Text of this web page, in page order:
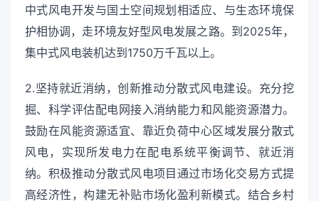
中式风电开发与国土空间规划相适应、与生态环境保
护相协调，走环境友好型风电发展之路。到2025年，
集中式风电装机达到1750万千瓦以上。
2.坚持就近消纳，创新推动分散式风电建设。充分挖
掘、科学评估配电网接入消纳能力和风能资源潜力。
鼓励在风能资源适宜、靠近负荷中心区域发展分散式
风电，实现所发电力在配电系统平衡调节、就近消
纳。积极推动分散式风电项目通过市场化交易方式提
高经济性，构建无补贴市场化盈利新模式。结合乡村